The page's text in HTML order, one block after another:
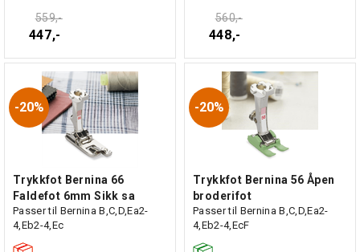
559,-
447,-
560,-
448,-
20%
Trykkfot Bernina 66
Faldefot 6mm Sikk sa
Passer til Bernina B,C,D,Ea2-
4,Eb2-4,Ec
20%
Trykkfot Bernina 56 Åpen
broderifot
Passer til Bernina B,C,D,Ea2-
4,Eb2-4,EcF